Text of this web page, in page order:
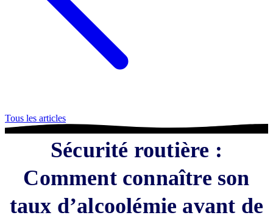
Tous les articles
Sécurité routière :
Comment connaître son
taux d’alcoolémie avant de